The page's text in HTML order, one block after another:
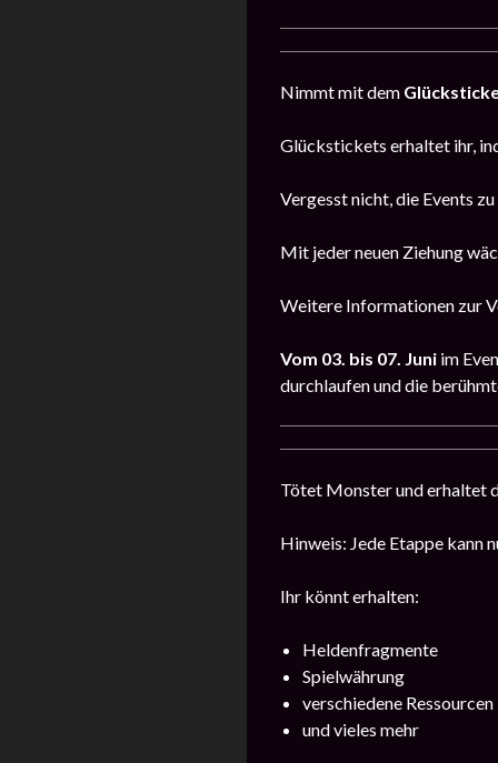
Nimmt mit dem
Glückstickets erhaltet ihr,
Vergesst nicht, die Events
Mit jeder neuen Ziehung
Weitere Informationen zur
Vom 03. bis 07. Juni im
durchlaufen und die
Tötet Monster und erhaltet
Hinweis: Jede Etappe kann
Ihr könnt erhalten:
Heldenfragmente
Spielwährung
verschiedene Ressourcen
und vieles mehr